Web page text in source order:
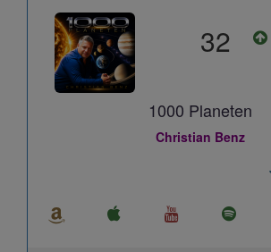
32
1000 Planeten
Christian Benz